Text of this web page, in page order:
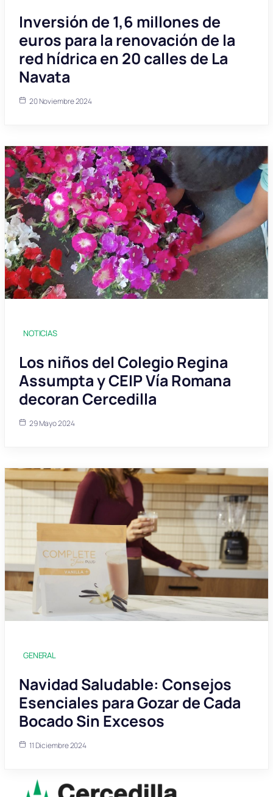
Inversión de 1,6 millones de
euros para la renovación de la
red hídrica en 20 calles de La
Navata
20 Noviembre 2024
NOTICIAS
Los niños del Colegio Regina
Assumpta y CEIP Vía Romana
decoran Cercedilla
29 Mayo 2024
GENERAL
Navidad Saludable: Consejos
Esenciales para Gozar de Cada
Bocado Sin Excesos
11 Diciembre 2024